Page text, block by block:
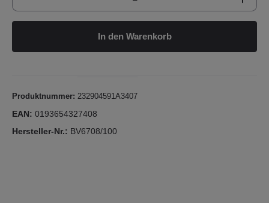
In den Warenkorb
Produktnummer: 232904591A3407
EAN: 0193654327408
Hersteller-Nr.: BV6708/100